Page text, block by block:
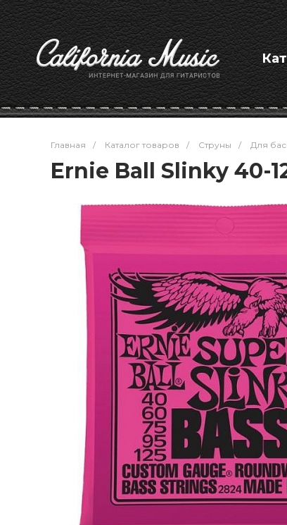
Главная / Каталог товаров / Струны / Для
Ernie Ball Slinky 40-